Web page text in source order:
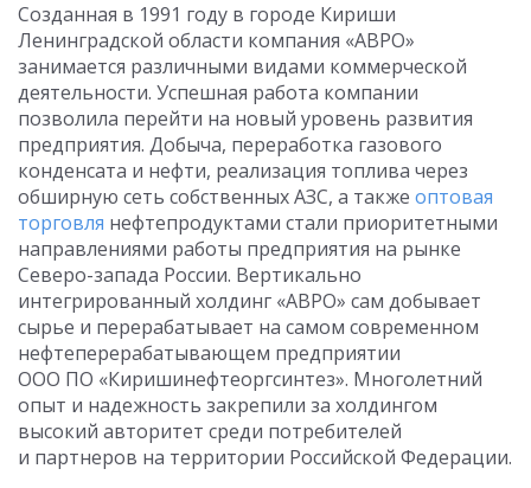
Созданная в 1991 году в городе Кириши
Ленинградской области компания «АВРО»
занимается различными видами коммерческой
деятельности. Успешная работа компании
позволила перейти на новый уровень развития
предприятия. Добыча, переработка газового
конденсата и нефти, реализация топлива через
обширную сеть собственных АЗС, а также оптовая
торговля нефтепродуктами стали приоритетными
направлениями работы предприятия на рынке
Северо-запада России. Вертикально
интегрированный холдинг «АВРО» сам добывает
сырье и перерабатывает на самом современном
нефтеперерабатывающем предприятии
ООО ПО «Киришинефтеоргсинтез». Многолетний
опыт и надежность закрепили за холдингом
высокий авторитет среди потребителей
и партнеров на территории Российской Федерации.